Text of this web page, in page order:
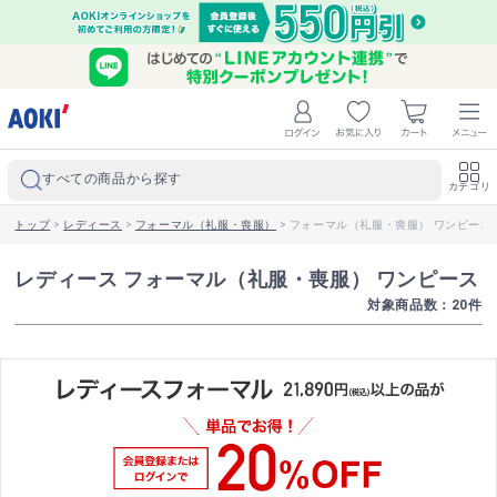
すべての商品から探す カテゴリ
トップ> レディース > フォーマル（礼服・喪服） > フォーマル（礼服・喪服） ワンピー
レディース フォーマル（礼服・喪服） ワンピース
対象商品数： 20件